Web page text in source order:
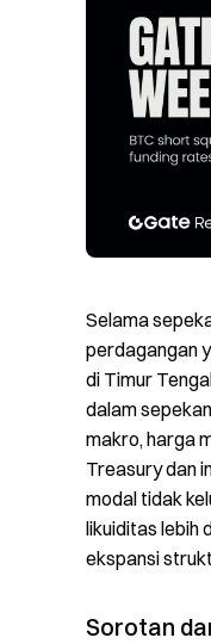
Selama
perdagangan
di Timur
dalam
makro, harga
Treasury dan
modal tidak
likuiditas lebih
ekspansi
Sorotan